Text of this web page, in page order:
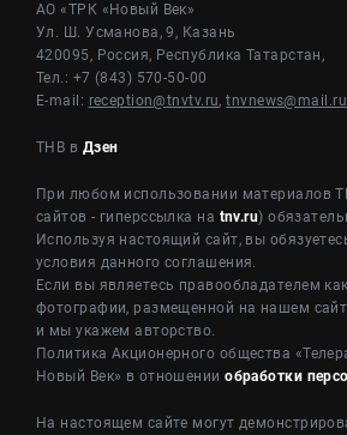
АО «ТРК «Новый Век»
Ул. Ш. Усманова, 9, Казань
420095, Россия, Республика Татарстан,
Тел.: +7 (843) 570-50-00
E-mail: reception@tnvtv.ru,tnvnews@mail.ru
ТНВ в Дзен
При любом использовании материалов
сайтов - гиперссылка на tnv.ru)
Используя настоящий сайт, вы
условия данного соглашения.
Если вы являетесь правообладателем
фотографии, размещенной на нашем
и мы укажем авторство.
Политика Акционерного общества
Новый Век» в отношенииобработки
На настоящем сайте могут